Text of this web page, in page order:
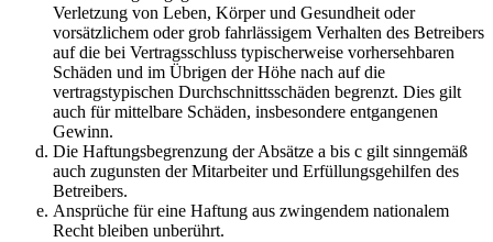
Verletzung von Leben, Körper und Gesundheit oder
vorsätzlichem oder grob fahrlässigem Verhalten des Betreibers
auf die bei Vertragsschluss typischerweise vorhersehbaren
Schäden und im Übrigen der Höhe nach auf die
vertragstypischen Durchschnittsschäden begrenzt. Dies gilt
auch für mittelbare Schäden, insbesondere entgangenen
Gewinn.
Die Haftungsbegrenzung der Absätze a bis c gilt sinngemäß
auch zugunsten der Mitarbeiter und Erfüllungsgehilfen des
Betreibers.
Ansprüche für eine Haftung aus zwingendem nationalem
Recht bleiben unberührt.